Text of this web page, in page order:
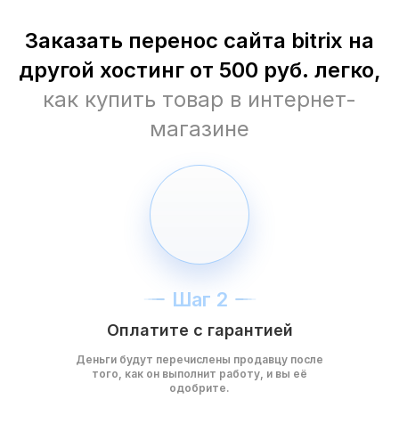
Заказать перенос сайта bitrix на
другой хостинг от 500 руб. легко,
как купить товар в интернет-
магазине
Шаг 2
Оплатите с гарантией
Деньги будут перечислены продавцу после
того, как он выполнит работу, и вы её
одобрите.